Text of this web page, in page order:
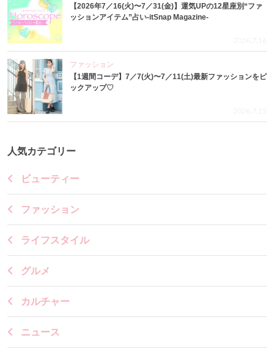
【2026年7／16(火)〜7／31(金)】運気UPの12星座別“ファ
ッションアイテム”占い-itSnap Magazine-
2026.7.16
ファッション
【1週間コーデ】7／7(火)〜7／11(土)最新ファッションをピ
ックアップ♡
2026.7.15
人気カテゴリー
ビューティー
ファッション
ライフスタイル
グルメ
カルチャー
ニュース